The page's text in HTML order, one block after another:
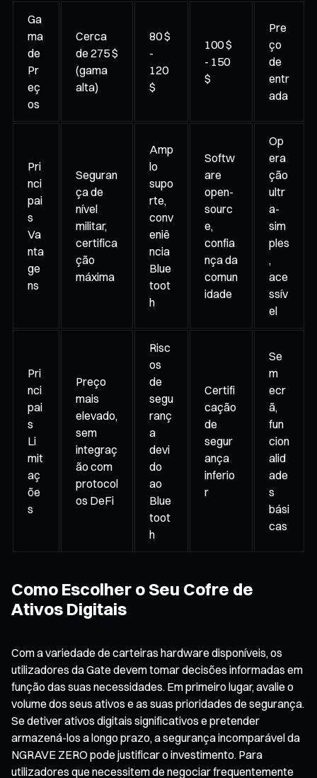
Ga
ma
de
Pr
eç
os
Cerca
de 275 $
(gama
alta)
80 $
-
120
$
100 $
- 150
$
Pre
ço
de
entr
ada
Pri
nci
pai
s
Va
nta
ge
ns
Seguran
ça de
nível
militar,
certifica
ção
máxima
Amp
lo
supo
rte,
conv
eniê
ncia
Blue
toot
h
Softw
are
open-
sourc
e,
confia
nça da
comun
idade
Op
era
ção
ultr
a-
sim
ples
,
ace
ssív
el
Pri
nci
pai
s
Li
mit
aç
õe
s
Preço
mais
elevado,
sem
integraç
ão com
protocol
os DeFi
Risc
os
de
segu
ranç
a
devi
do
ao
Blue
toot
h
Certifi
cação
de
segur
ança
inferio
r
Se
m
ecr
ã,
fun
cion
alid
ade
s
bási
cas
Como Escolher o Seu Cofre de
Ativos Digitais
Com a variedade de carteiras hardware disponíveis, os
utilizadores da Gate devem tomar decisões informadas em
função das suas necessidades. Em primeiro lugar, avalie o
volume dos seus ativos e as suas prioridades de segurança.
Se detiver ativos digitais significativos e pretender
armazená-los a longo prazo, a segurança incomparável da
NGRAVE ZERO pode justificar o investimento. Para
utilizadores que necessitem de negociar frequentemente